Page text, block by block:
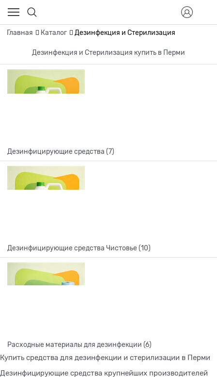
Главная Каталог Дезинфекция и Стерилизация
Дезинфекция и Стерилизация купить в Перми
Дезинфицирующие средства (7)
Дезинфицирующие средства Чистовье (10)
Расходные материалы для дезинфекции (6)
Купить средства для дезинфекции и стерилизации в Перми
Дезинфицирующие средства крупнейших производителей